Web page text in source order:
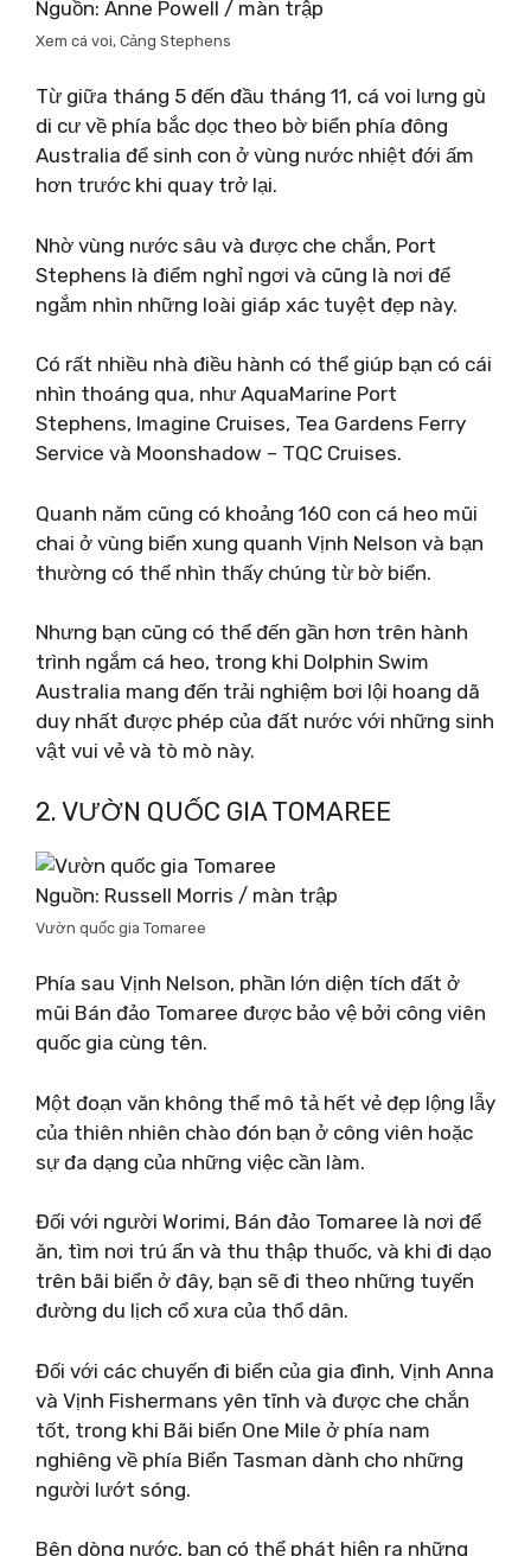
Nguồn: Anne Powell / màn trập
Xem cá voi, Cảng Stephens
Từ giữa tháng 5 đến đầu tháng 11, cá voi lưng gù
di cư về phía bắc dọc theo bờ biển phía đông
Australia để sinh con ở vùng nước nhiệt đới ấm
hơn trước khi quay trở lại.
Nhờ vùng nước sâu và được che chắn, Port
Stephens là điểm nghỉ ngơi và cũng là nơi để
ngắm nhìn những loài giáp xác tuyệt đẹp này.
Có rất nhiều nhà điều hành có thể giúp bạn có cái
nhìn thoáng qua, như AquaMarine Port
Stephens, Imagine Cruises, Tea Gardens Ferry
Service và Moonshadow – TQC Cruises.
Quanh năm cũng có khoảng 160 con cá heo mũi
chai ở vùng biển xung quanh Vịnh Nelson và bạn
thường có thể nhìn thấy chúng từ bờ biển.
Nhưng bạn cũng có thể đến gần hơn trên hành
trình ngắm cá heo, trong khi Dolphin Swim
Australia mang đến trải nghiệm bơi lội hoang dã
duy nhất được phép của đất nước với những sinh
vật vui vẻ và tò mò này.
2. VƯỜN QUỐC GIA TOMAREE
Nguồn: Russell Morris / màn trập
Vườn quốc gia Tomaree
Phía sau Vịnh Nelson, phần lớn diện tích đất ở
mũi Bán đảo Tomaree được bảo vệ bởi công viên
quốc gia cùng tên.
Một đoạn văn không thể mô tả hết vẻ đẹp lộng lẫy
của thiên nhiên chào đón bạn ở công viên hoặc
sự đa dạng của những việc cần làm.
Đối với người Worimi, Bán đảo Tomaree là nơi để
ăn, tìm nơi trú ẩn và thu thập thuốc, và khi đi dạo
trên bãi biển ở đây, bạn sẽ đi theo những tuyến
đường du lịch cổ xưa của thổ dân.
Đối với các chuyến đi biển của gia đình, Vịnh Anna
và Vịnh Fishermans yên tĩnh và được che chắn
tốt, trong khi Bãi biển One Mile ở phía nam
nghiêng về phía Biển Tasman dành cho những
người lướt sóng.
Bên dòng nước, bạn có thể phát hiện ra những